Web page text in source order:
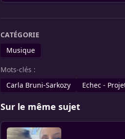
CATÉGORIE
Musique
Mots-clés :
Carla Bruni-Sarkozy
Echec -
Sur le même sujet